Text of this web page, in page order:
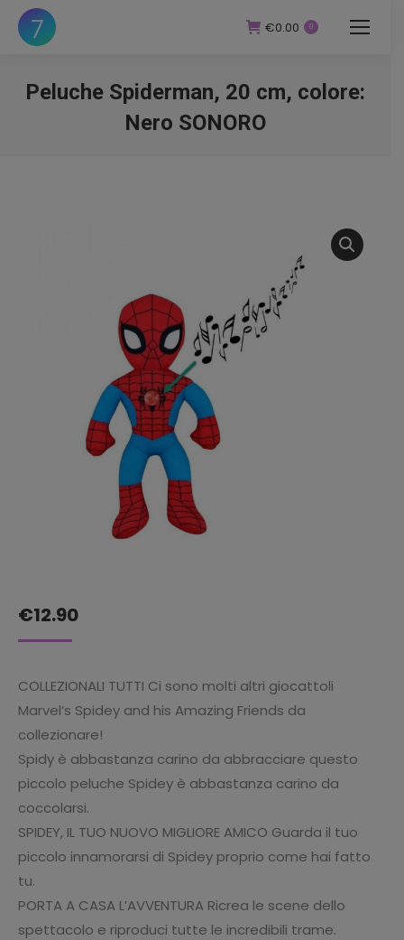
€0.00 0
Peluche Spiderman, 20 cm, colore:
Nero SONORO
€12.90
COLLEZIONALI TUTTI Ci sono molti altri giocattoli
Marvel’s Spidey and his Amazing Friends da
collezionare!
Spidy è abbastanza carino da abbracciare questo
piccolo peluche Spidey è abbastanza carino da
coccolarsi.
SPIDEY, IL TUO NUOVO MIGLIORE AMICO Guarda il tuo
piccolo innamorarsi di Spidey proprio come hai fatto
tu.
PORTA A CASA L’AVVENTURA Ricrea le scene dello
spettacolo e riproduci tutte le incredibili trame.